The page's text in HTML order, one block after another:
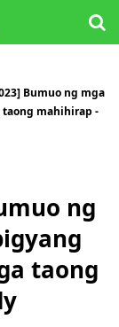
Bumuo ng mga
mahihirap -
ng
taong